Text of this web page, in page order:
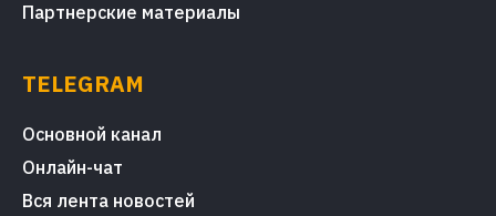
Партнерские материалы
TELEGRAM
Основной канал
Онлайн-чат
Вся лента новостей